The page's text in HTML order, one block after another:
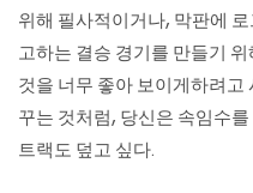
위해 필사적이거나, 막판에
고하는 결승 경기를 만들기
것을 너무 좋아 보이게하려고
꾸는 것처럼, 당신은 속임수
트랙도 덮고 싶다.